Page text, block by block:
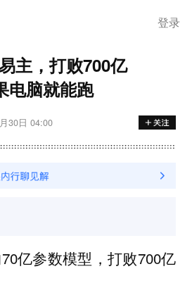
登录
主，打败700亿
电脑就能跑
30日 04:00
亿参数模型，打败700亿